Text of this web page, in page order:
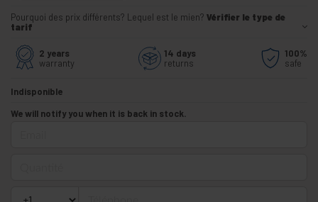
Pourquoi des prix différents? Lequel est le mien? Vérifier le type de
tarif
2 years
warranty
14 days
returns
100%
safe
Indisponible
We will notify you when it is back in stock.